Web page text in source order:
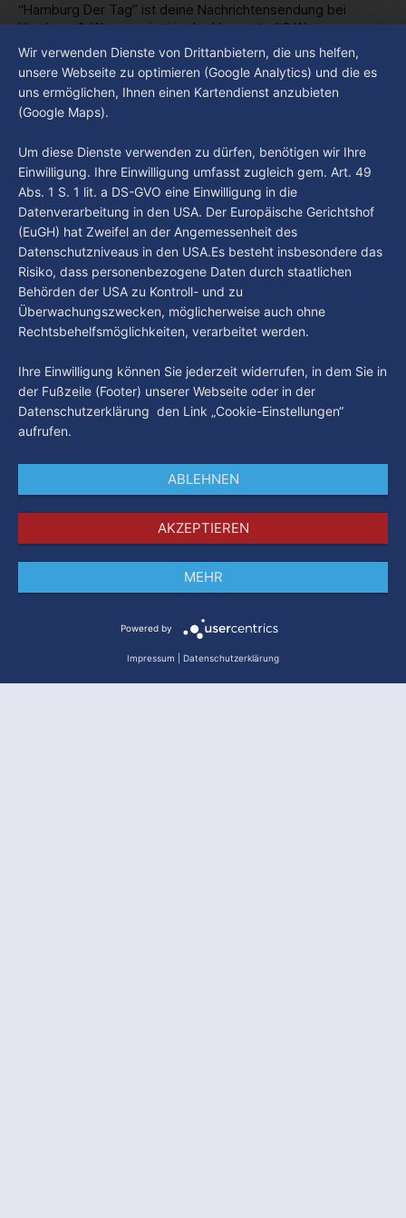
“Hamburg Der Tag” ist deine Nachrichtensendung bei
Hamburg 1. Was passiert in der Hansestadt? Was
beschäftigt die Hamburgerinnen und Hamburger? Was steht
in unserer Stadt an? Fragen, die von Montag bis Freitag LIVE
um 18 Uhr beantwortet werden - auf YouTube und im TV.
By Luca Kimmel 4. Aug. 2026
Hamburg Der Tag vom 03.08.2026
“Hamburg Der Tag” ist deine Nachrichtensendung bei
Hamburg 1. Was passiert in der Hansestadt? Was
in unserer Stadt an? Fragen, die von Montag bis Freitag LIVE
um 18 Uhr beantwortet werden - auf YouTube und im TV.
By Luca Kimmel 3. Aug. 2026
Datenschutz
Wir verwenden Dienste von Drittanbietern, die uns helfen,
unsere Webseite zu optimieren (Google Analytics) und die es
uns ermöglichen, Ihnen einen Kartendienst anzubieten
(Google Maps).
Um diese Dienste verwenden zu dürfen, benötigen wir Ihre
Einwilligung. Ihre Einwilligung umfasst zugleich gem. Art. 49
Abs. 1 S. 1 lit. a DS-GVO eine Einwilligung in die
Datenverarbeitung in den USA. Der Europäische Gerichtshof
(EuGH) hat Zweifel an der Angemessenheit des
Datenschutzniveaus in den USA.Es besteht insbesondere das
Risiko, dass personenbezogene Daten durch staatlichen
Behörden der USA zu Kontroll- und zu
Überwachungszwecken, möglicherweise auch ohne
Rechtsbehelfsmöglichkeiten, verarbeitet werden.
Ihre Einwilligung können Sie jederzeit widerrufen, in dem Sie in
der Fußzeile (Footer) unserer Webseite oder in der
Datenschutzerklärung den Link „Cookie-Einstellungen“
aufrufen.
ABLEHNEN
AKZEPTIEREN
MEHR
Powered by
Impressum Datenschutzerklärung